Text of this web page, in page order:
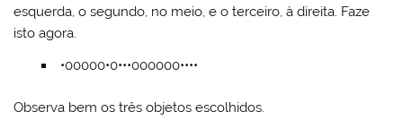
esquerda, o segundo, no meio, e o terceiro, à direita. Faze
isto agora.
•00000•0•••000000••••
Observa bem os três objetos escolhidos.